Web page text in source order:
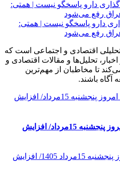
دارو پاسخگو نیست | همتی:
رفع می‌شود
اقتصادی و اجتماعی است که
اخبار، تحلیل‌ها و مقالات اقتصادی و
تا مخاطبان از مهم‌ترین
آگاه باشند.
قیمت طلا، دلار و سکه امروز پنجشنبه 15مرداد/ افزایش